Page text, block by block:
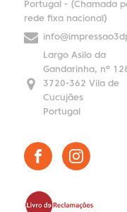
Portugal - (Chamada
rede fixa nacional)
Largo Asilo da
Gandarinha, nº
3720-362 Vila de
Cucujães
Portugal